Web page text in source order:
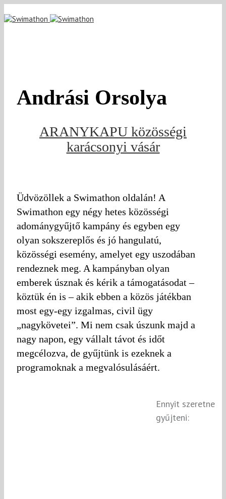
Andrási Orsolya
ARANYKAPU közösségi
karácsonyi vásár
Üdvözöllek a Swimathon oldalán! A
Swimathon egy négy hetes közösségi
adománygyűjtő kampány és egyben egy
olyan sokszereplős és jó hangulatú,
közösségi esemény, amelyet egy uszodában
rendeznek meg. A kampányban olyan
emberek úsznak és kérik a támogatásodat –
köztük én is – akik ebben a közös játékban
most egy-egy izgalmas, civil ügy
„nagykövetei”. Mi nem csak úszunk majd a
nagy napon, egy vállalt távot és időt
megcélozva, de gyűjtünk is ezeknek a
programoknak a megvalósulásáért.
Ennyit szeretne
gyűjteni: